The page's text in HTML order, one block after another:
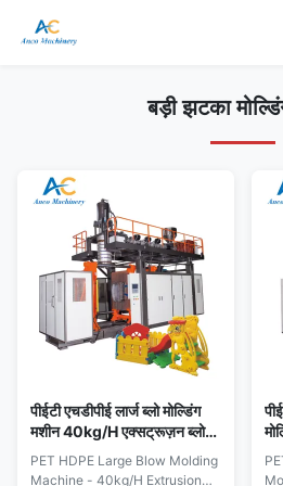
बड़ी झटका
पीईटी एचडीपीई लार्ज ब्लो मोल्डिंग
मशीन 40kg/H एक्सट्रूज़न ब्लो
मोल्डिंग उपकरण
PET HDPE Large Blow Molding
Machine - 40kg/H Extrusion